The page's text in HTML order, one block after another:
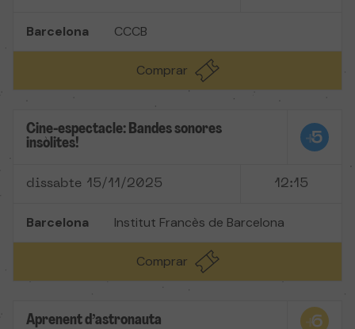
Barcelona CCCB
Comprar
Cine-espectacle: Bandes sonores
insòlites!
dissabte 15/11/2025 12:15
Barcelona Institut Francès de Barcelona
Comprar
Aprenent d’astronauta